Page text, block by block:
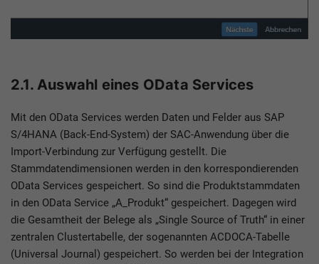
2.1. Auswahl eines OData Services
Mit den OData Services werden Daten und Felder aus SAP
S/4HANA (Back-End-System) der SAC-Anwendung über die
Import-Verbindung zur Verfügung gestellt. Die
Stammdatendimensionen werden in den korrespondierenden
OData Services gespeichert. So sind die Produktstammdaten
in den OData Service „A_Produkt“ gespeichert. Dagegen wird
die Gesamtheit der Belege als „Single Source of Truth“ in einer
zentralen Clustertabelle, der sogenannten ACDOCA-Tabelle
(Universal Journal) gespeichert. So werden bei der Integration